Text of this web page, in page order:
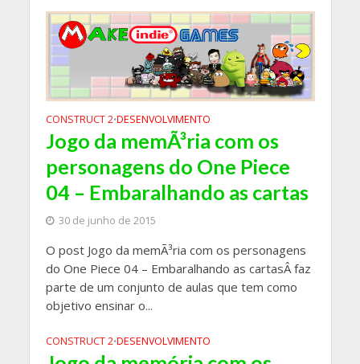
CONSTRUCT 2•DESENVOLVIMENTO
Jogo da memÃ³ria com os
personagens do One Piece
04 – Embaralhando as cartas
30 de junho de 2015
O post Jogo da memÃ³ria com os personagens
do One Piece 04 – Embaralhando as cartasÂ faz
parte de um conjunto de aulas que tem como
objetivo ensinar o...
CONSTRUCT 2•DESENVOLVIMENTO